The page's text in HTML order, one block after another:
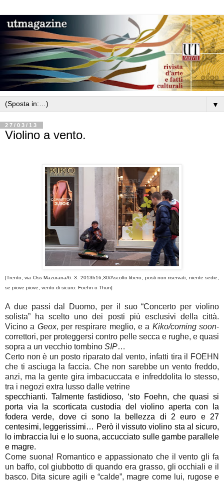
▼
27/03/13
Violino a vento.
[Trento, via Oss Mazurana/6. 3. 2013h16,30/Ascolto libero, posti non riservati, niente sedie,
se piove piove, vento di sicuro: Foehn o Thun]
A due passi dal Duomo, per il suo “Concerto per violino
solista” ha scelto uno dei posti più esclusivi della città.
Vicino a Geox, per respirare meglio, e a Kiko/coming soon-
correttori, per proteggersi contro pelle secca e rughe, e quasi
sopra a un vecchio tombino SIP…
Certo non è un posto riparato dal vento, infatti tira il FOEHN
che ti asciuga la faccia. Che non sarebbe un vento freddo,
anzi, ma la gente gira imbacuccata e infreddolita lo stesso,
tra i negozi extra lusso dalle vetrine
specchianti. Talmente fastidioso, ‘sto Foehn, che quasi si
porta via la scorticata custodia del violino aperta con la
fodera verde, dove ci sono la bellezza di 2 euro e 27
centesimi, leggerissimi… Però il vissuto violino sta al sicuro,
lo imbraccia lui e lo suona, accucciato sulle gambe parallele
e magre.
Come suona! Romantico e appassionato che il vento gli fa
un baffo, col giubbotto di quando era grasso, gli occhiali e il
basco. Dita sicure agili e “calde”, magre come lui, rugose e